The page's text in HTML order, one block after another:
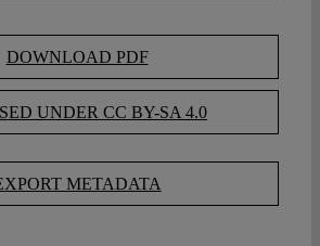
DOWNLOAD PDF
UNDER CC BY-SA 4.0
METADATA